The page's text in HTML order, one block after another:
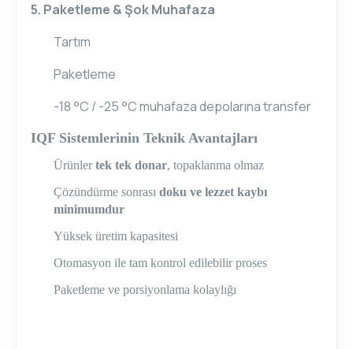
5. Paketleme & Şok Muhafaza
Tartım
Paketleme
-18 °C / -25 °C muhafaza depolarına transfer
IQF Sistemlerinin Teknik Avantajları
Ürünlertek tek donar, topaklanma olmaz
Çözündürme sonrası doku ve lezzet kaybı
minimumdur
Yüksek üretim kapasitesi
Otomasyon ile tam kontrol edilebilir proses
Paketleme ve porsiyonlama kolaylığı